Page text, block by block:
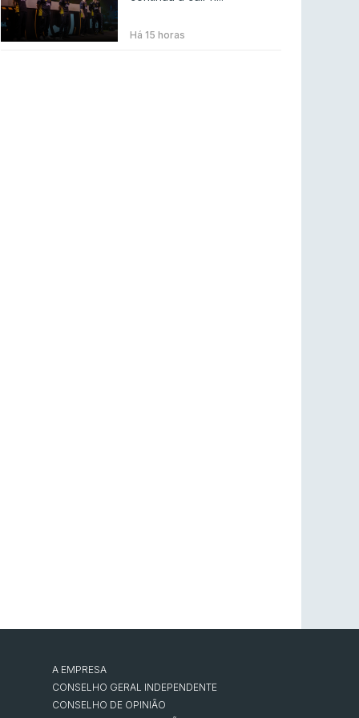
BLAST Bounty S2 na RTP Arena: Regressa o
melhor Counter-Strike
Há 15 horas
A EMPRESA
CONSELHO GERAL INDEPENDENTE
CONSELHO DE OPINIÃO